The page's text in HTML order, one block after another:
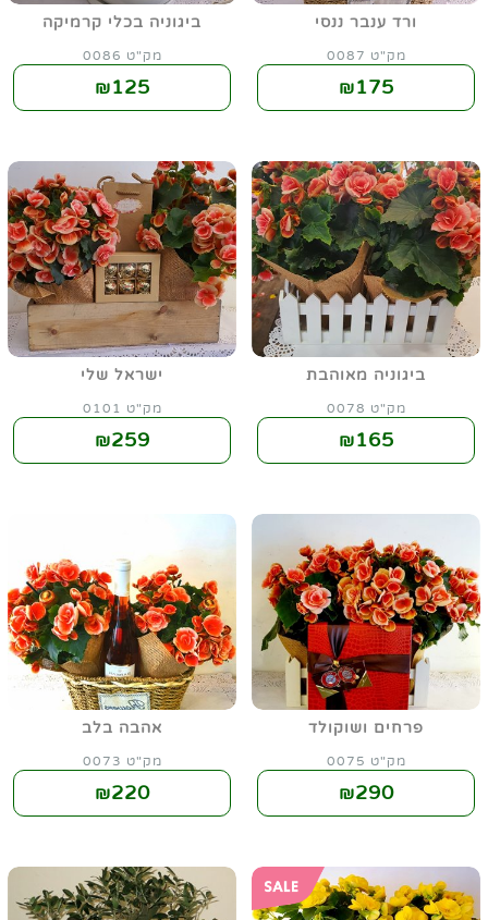
ורד ענבר ננסי
מק"ט 0087
₪175
ביגוניה בכלי קרמיקה
מק"ט 0086
₪125
ביגוניה מאוהבת
מק"ט 0078
₪165
ישראל שלי
מק"ט 0101
₪259
פרחים ושוקולד
מק"ט 0075
₪290
אהבה בלב
מק"ט 0073
₪220